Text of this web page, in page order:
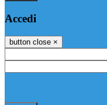
Accedi
button close ×